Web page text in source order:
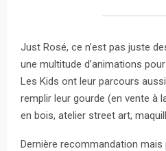
Just Rosé, ce n’est pas juste
une multitude d’animations
Les Kids ont leur parcours
remplir leur gourde (en vente à
en bois, atelier street art,
Dernière recommandation mais